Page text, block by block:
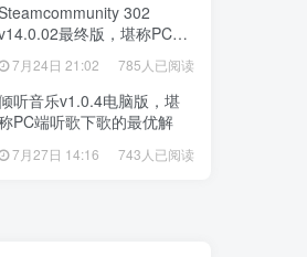
302
最终版，堪称PC玩
家必备的网络工具箱
7月24日 21:02 785人已阅读
听音乐v1.0.4电脑版，堪
PC端听歌下歌的最优解
7月27日 14:16 743人已阅读